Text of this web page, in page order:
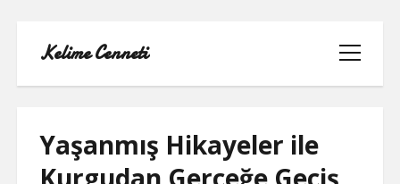
Kelime Cenneti
menüyü
aç
Yaşanmış Hikayeler ile